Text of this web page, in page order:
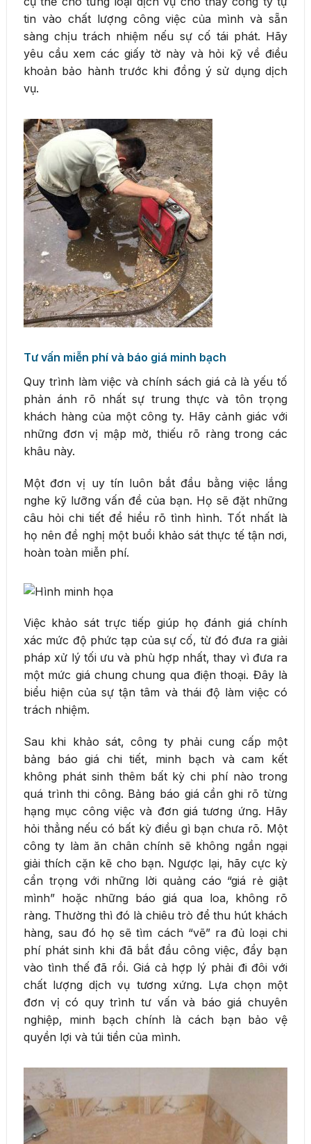
tin vào chất lượng công việc của mình và sẵn
sàng chịu trách nhiệm nếu sự cố tái phát. Hãy
yêu cầu xem các giấy tờ này và hỏi kỹ về điều
khoản bảo hành trước khi đồng ý sử dụng dịch
vụ.
Tư vấn miễn phí và báo giá minh bạch
Quy trình làm việc và chính sách giá cả là yếu tố
phản ánh rõ nhất sự trung thực và tôn trọng
khách hàng của một công ty. Hãy cảnh giác với
những đơn vị mập mờ, thiếu rõ ràng trong các
khâu này.
Một đơn vị uy tín luôn bắt đầu bằng việc lắng
nghe kỹ lưỡng vấn đề của bạn. Họ sẽ đặt những
câu hỏi chi tiết để hiểu rõ tình hình. Tốt nhất là
họ nên đề nghị một buổi khảo sát thực tế tận nơi,
hoàn toàn miễn phí.
Việc khảo sát trực tiếp giúp họ đánh giá chính
xác mức độ phức tạp của sự cố, từ đó đưa ra giải
pháp xử lý tối ưu và phù hợp nhất, thay vì đưa ra
một mức giá chung chung qua điện thoại. Đây là
biểu hiện của sự tận tâm và thái độ làm việc có
trách nhiệm.
Sau khi khảo sát, công ty phải cung cấp một
bảng báo giá chi tiết, minh bạch và cam kết
không phát sinh thêm bất kỳ chi phí nào trong
quá trình thi công. Bảng báo giá cần ghi rõ từng
hạng mục công việc và đơn giá tương ứng. Hãy
hỏi thẳng nếu có bất kỳ điều gì bạn chưa rõ. Một
công ty làm ăn chân chính sẽ không ngần ngại
giải thích cặn kẽ cho bạn. Ngược lại, hãy cực kỳ
cẩn trọng với những lời quảng cáo “giá rẻ giật
mình” hoặc những báo giá qua loa, không rõ
ràng. Thường thì đó là chiêu trò để thu hút khách
hàng, sau đó họ sẽ tìm cách “vẽ” ra đủ loại chi
phí phát sinh khi đã bắt đầu công việc, đẩy bạn
vào tình thế đã rồi. Giá cả hợp lý phải đi đôi với
chất lượng dịch vụ tương xứng. Lựa chọn một
đơn vị có quy trình tư vấn và báo giá chuyên
nghiệp, minh bạch chính là cách bạn bảo vệ
quyền lợi và túi tiền của mình.